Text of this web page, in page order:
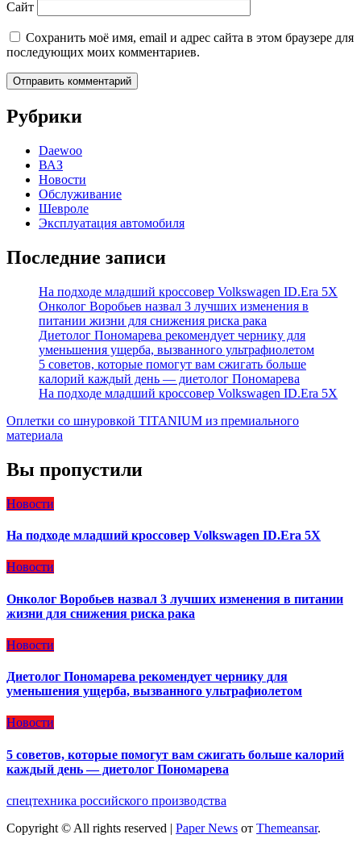
Сайт
Сохранить моё имя, email и адрес сайта в этом браузере для
последующих моих комментариев.
Рубрики
Daewoo
ВАЗ
Новости
Обслуживание
Шевроле
Эксплуатация автомобиля
Последние записи
На подходе младший кроссовер Volkswagen ID.Era 5X
Онколог Воробьев назвал 3 лучших изменения в
питании жизни для снижения риска рака
Диетолог Пономарева рекомендует чернику для
уменьшения ущерба, вызванного ультрафиолетом
5 советов, которые помогут вам сжигать больше
калорий каждый день — диетолог Пономарева
На подходе младший кроссовер Volkswagen ID.Era 5X
Оплетки со шнуровкой TITANIUM из премиального
материала
Вы пропустили
Новости
На подходе младший кроссовер Volkswagen ID.Era 5X
Новости
Онколог Воробьев назвал 3 лучших изменения в питании
жизни для снижения риска рака
Новости
Диетолог Пономарева рекомендует чернику для
уменьшения ущерба, вызванного ультрафиолетом
Новости
5 советов, которые помогут вам сжигать больше калорий
каждый день — диетолог Пономарева
спецтехника российского производства
Copyright © All rights reserved | Paper News от Themeansar.